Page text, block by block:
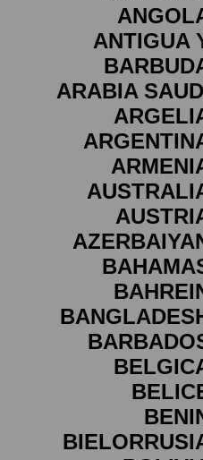
ANTIGUA
ARABIA